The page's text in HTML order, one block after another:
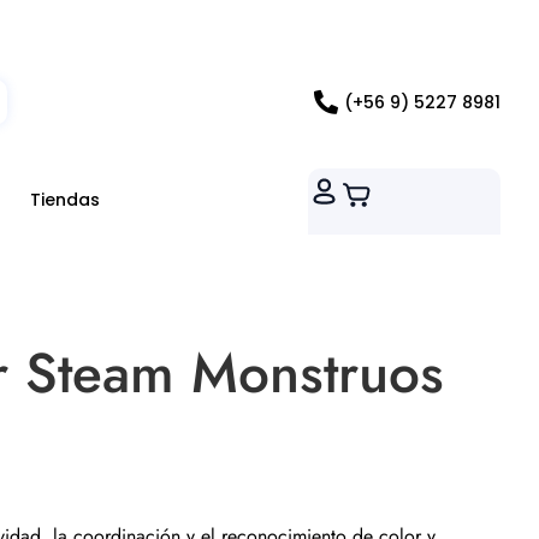
(+56 9) 5227 8981
Tiendas
Monstruos